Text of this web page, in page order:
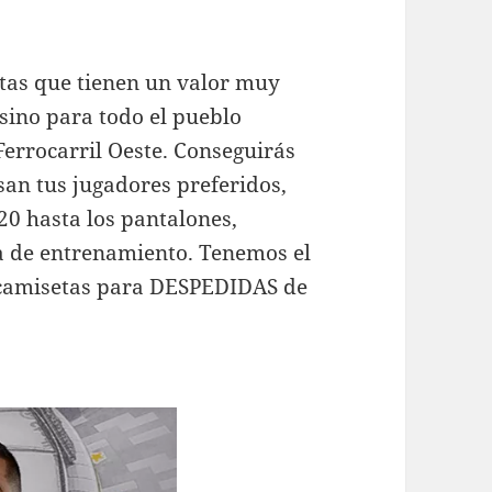
que tienen un valor muy
para todo el pueblo
Oeste. Conseguirás
tus jugadores preferidos,
hasta los pantalones,
entrenamiento. Tenemos el
para DESPEDIDAS de